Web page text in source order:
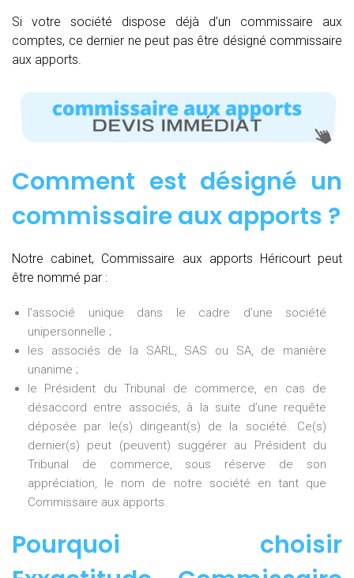
Si votre société dispose déjà d’un commissaire aux
comptes, ce dernier ne peut pas être désigné commissaire
aux apports.
Comment est désigné un
commissaire aux apports ?
Notre cabinet, Commissaire aux apports Héricourt peut
être nommé par :
l’associé unique dans le cadre d’une société
unipersonnelle ;
les associés de la SARL, SAS ou SA, de manière
unanime ;
le Président du Tribunal de commerce, en cas de
désaccord entre associés, à la suite d’une requête
déposée par le(s) dirigeant(s) de la société. Ce(s)
dernier(s) peut (peuvent) suggérer au Président du
Tribunal de commerce, sous réserve de son
appréciation, le nom de notre société en tant que
Commissaire aux apports.
Pourquoi choisir